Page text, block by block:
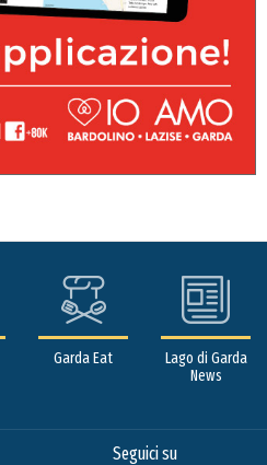
Garda Eat
Lago di Garda
News
Seguici su